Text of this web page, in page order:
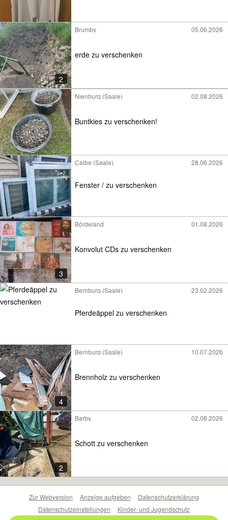
2
Brumby 05.06.2026
erde zu verschenken
Nienburg (Saale) 02.08.2026
Buntkies zu verschenken!
Calbe (Saale) 28.06.2026
Fenster / zu verschenken
3
Bördeland 01.08.2026
Konvolut CDs zu verschenken
Bernburg (Saale) 23.02.2026
Pferdeäppel zu verschenken
4
Bernburg (Saale) 10.07.2026
Brennholz zu verschenken
2
Barby 02.08.2026
Schott zu verschenken
Zur Webversion Anzeige aufgeben
Datenschutzerklärung
Datenschutzeinstellungen
Kinder- und Jugendschutz